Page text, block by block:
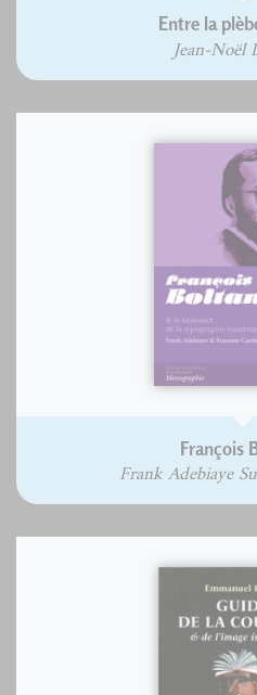
Entre la
Jean-Noël
François
Frank Adebiaye